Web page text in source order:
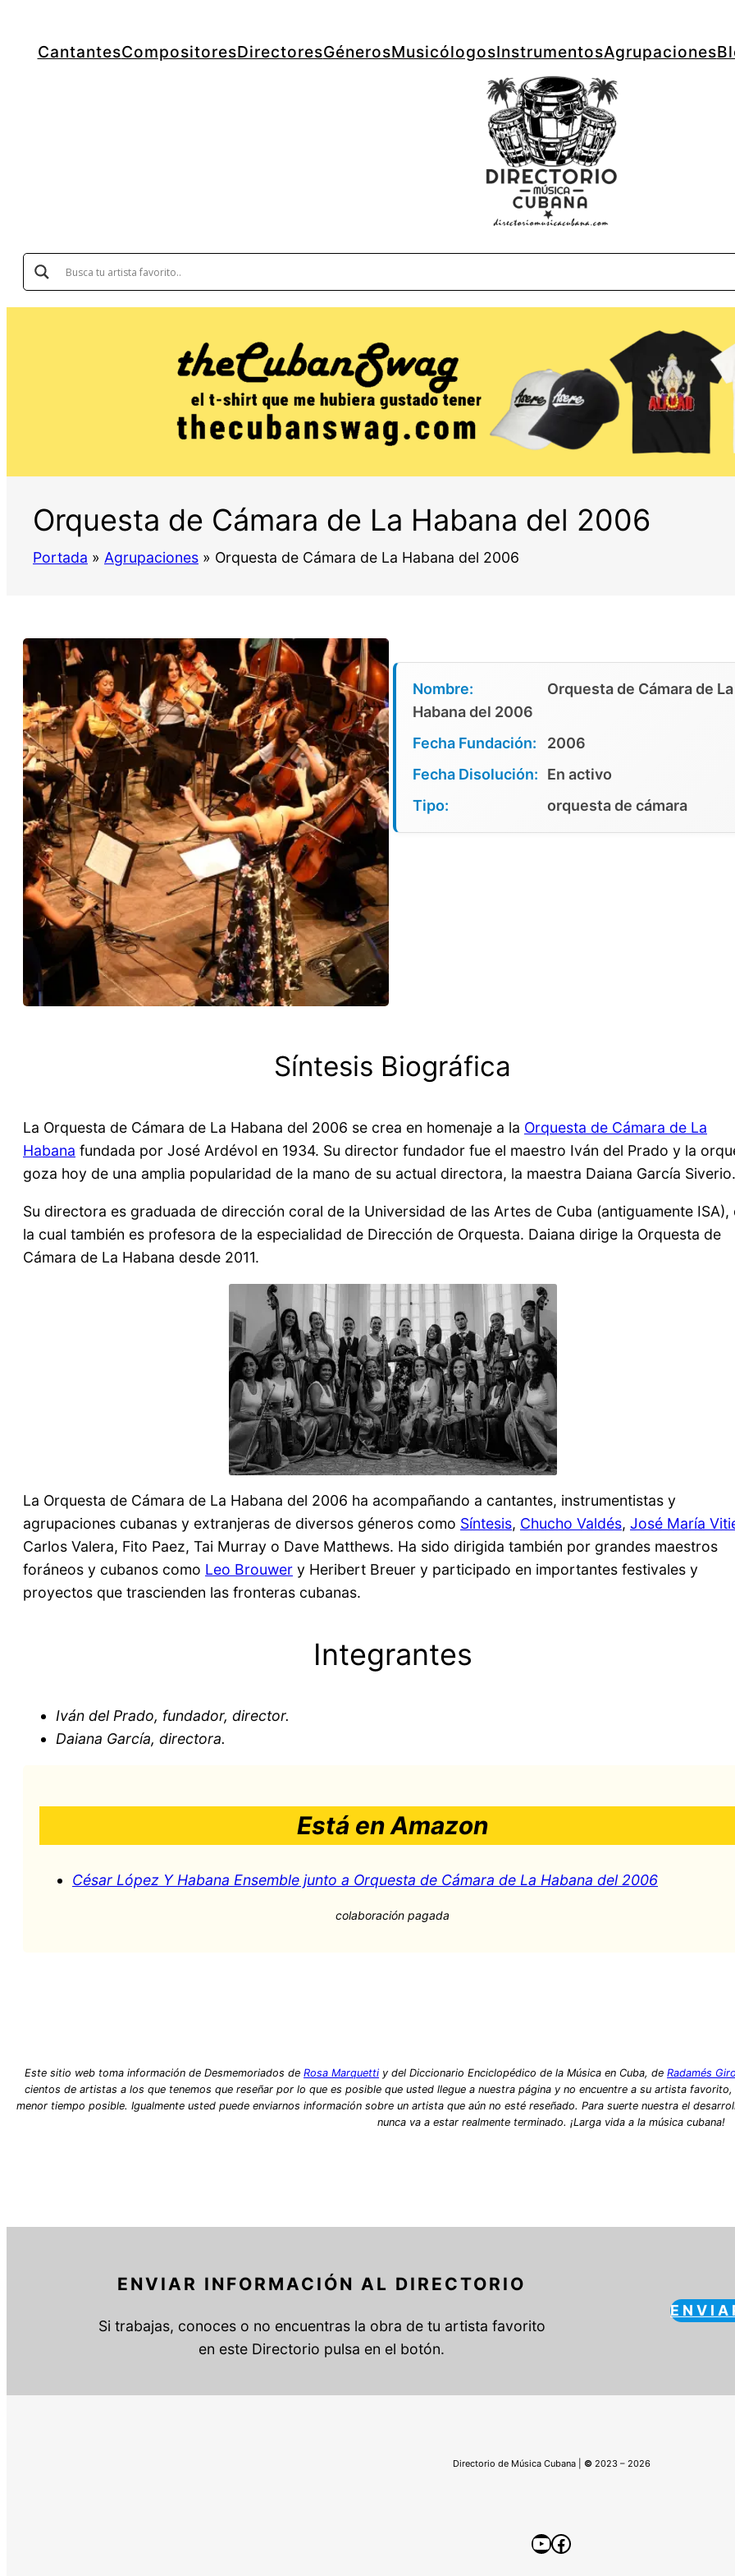
CantantesCompositoresDirectoresGénerosMusicólogosInstrumentosAgrupaciones
Orquesta de Cámara de La Habana del 2006
Portada » Agrupaciones » Orquesta de Cámara de La Habana del 2006
Nombre:
Orquesta de Cámara de La
Habana del 2006
Fecha Fundación:
2006
Fecha Disolución:
En activo
Tipo:
orquesta de cámara
Síntesis Biográfica
La Orquesta de Cámara de La Habana del 2006 se crea en homenaje a la Orquesta de Cámara de La
Habana fundada por José Ardévol en 1934. Su director fundador fue el maestro Iván del Prado y la
goza hoy de una amplia popularidad de la mano de su actual directora, la maestra Daiana García Siverio.
Su directora es graduada de dirección coral de la Universidad de las Artes de Cuba (antiguamente ISA),
la cual también es profesora de la especialidad de Dirección de Orquesta. Daiana dirige la Orquesta de
Cámara de La Habana desde 2011.
La Orquesta de Cámara de La Habana del 2006 ha acompañando a cantantes, instrumentistas y
agrupaciones cubanas y extranjeras de diversos géneros como Síntesis, Chucho Valdés, José María
Carlos Valera, Fito Paez, Tai Murray o Dave Matthews. Ha sido dirigida también por grandes maestros
foráneos y cubanos como Leo Brouwer y Heribert Breuer y participado en importantes festivales y
proyectos que trascienden las fronteras cubanas.
Integrantes
Iván del Prado, fundador, director.
Daiana García, directora.
Está en Amazon
César López Y Habana Ensemble junto a Orquesta de Cámara de La Habana del 2006
colaboración pagada
Este sitio web toma información de Desmemoriados de Rosa Marquetti y del Diccionario Enciclopédico de la Música en Cuba, de Radamés
cientos de artistas a los que tenemos que reseñar por lo que es posible que usted llegue a nuestra página y no encuentre a su artista
menor tiempo posible. Igualmente usted puede enviarnos información sobre un artista que aún no esté reseñado. Para suerte nuestra el
nunca va a estar realmente terminado. ¡Larga vida a la música cubana!
ENVIAR INFORMACIÓN AL DIRECTORIO
Si trabajas, conoces o no encuentras la obra de tu artista favorito
en este Directorio pulsa en el botón.
Directorio de Música Cubana | © 2023 – 2026
YouTube
Facebook